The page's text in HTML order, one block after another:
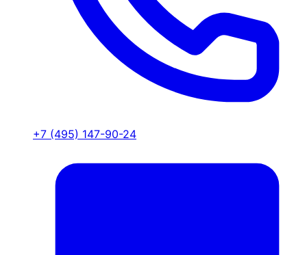
+7 (495) 147-90-24